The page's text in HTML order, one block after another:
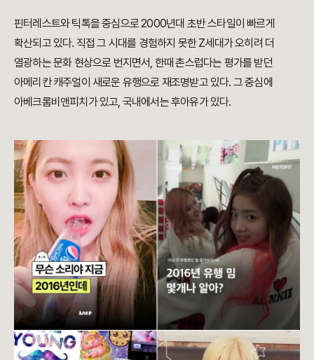
핀터레스트와 틱톡을 중심으로 2000년대 초반 스타일이 빠르게
확산되고 있다. 직접 그 시대를 경험하지 못한 Z세대가 오히려 더
열광하는 문화 현상으로 번지면서, 한때 촌스럽다는 평가를 받던
아메리칸 캐주얼이 새로운 유행으로 재조명받고 있다. 그 중심에
아베크롬비앤피치가 있고, 국내에서는 후아유가 있다.